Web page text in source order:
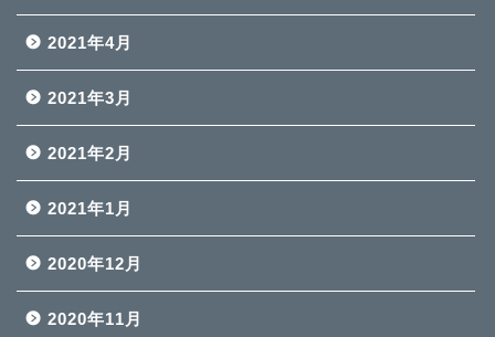
2021年4月
2021年3月
2021年2月
2021年1月
2020年12月
2020年11月